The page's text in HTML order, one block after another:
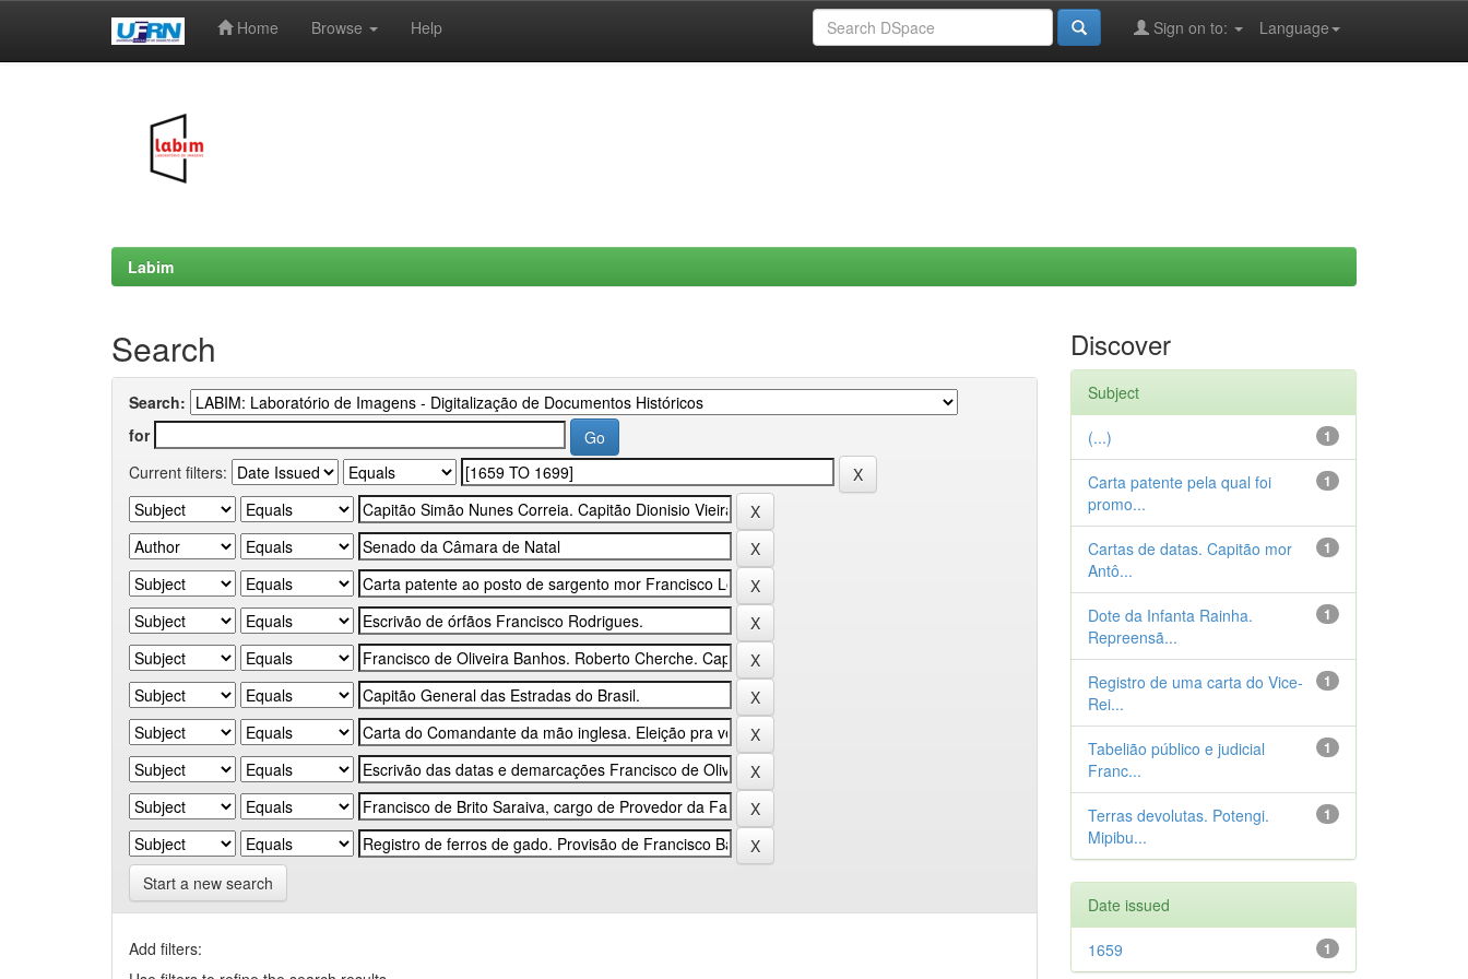
Home Browse Help Language
Sign on to:
Labim
Search
Search:
for
Current filters:
Start a new search
Add filters:
Discover
Subject
1
(...)
1
Carta patente pela qual foi
promo...
1
Cartas de datas. Capitão mor
Antô...
1
Dote da Infanta Rainha.
Repreensã...
1
Registro de uma carta do Vice-
Rei...
1
Tabelião público e judicial
Franc...
1
Terras devolutas. Potengi.
Mipibu...
Date issued
1
1659